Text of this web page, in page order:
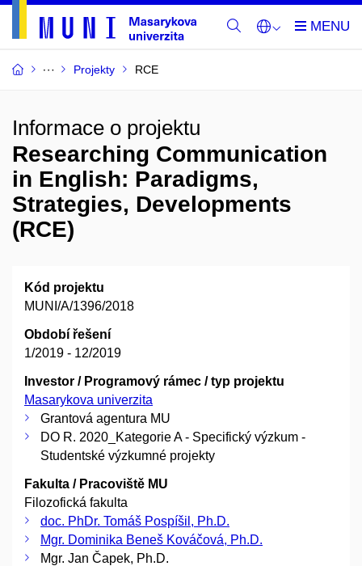
Projekty RCE
Informace o projektu
Researching Communication
in English: Paradigms,
Strategies, Developments
(RCE)
Kód projektu
MUNI/A/1396/2018
Období řešení
1/2019 - 12/2019
Investor / Programový rámec / typ projektu
Masarykova univerzita
Grantová agentura MU
DO R. 2020_Kategorie A - Specifický výzkum -
Studentské výzkumné projekty
Fakulta / Pracoviště MU
Filozofická fakulta
doc. PhDr. Tomáš Pospíšil, Ph.D.
Mgr. Dominika Beneš Kováčová, Ph.D.
Mgr. Jan Čapek, Ph.D.